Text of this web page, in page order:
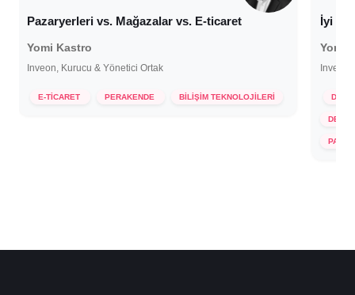
Pazaryerleri vs. Mağazalar vs. E-ticaret
Yomi Kastro
Inveon, Kurucu & Yönetici Ortak
E-TİCARET PERAKENDE BİLİŞİM TEKNOLOJİLERİ
İyi Bir
Yomi